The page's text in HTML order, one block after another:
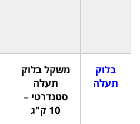
בלוק
תעלה
משקל בלוק
תעלה
סטנדרטי –
10 ק"ג